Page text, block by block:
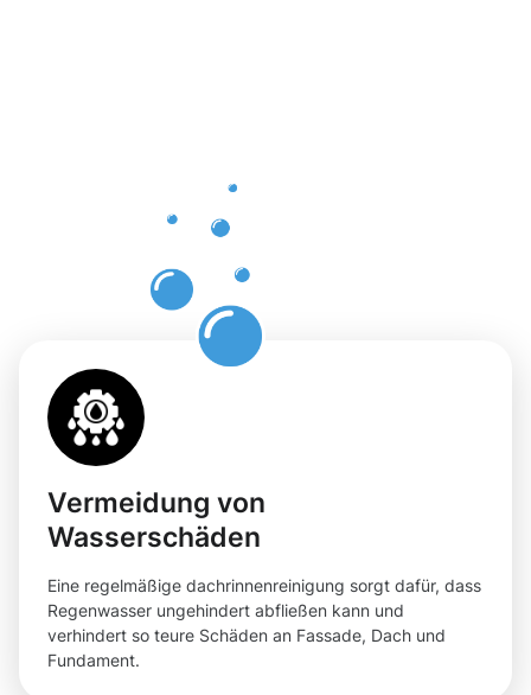
Vermeidung von
Wasserschäden
Eine regelmäßige dachrinnenreinigung sorgt dafür, dass
Regenwasser ungehindert abfließen kann und
verhindert so teure Schäden an Fassade, Dach und
Fundament.